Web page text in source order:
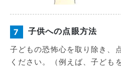
7 子供への点眼方法
子どもの恐怖心を取り除き、
ください。（例えば、子ども